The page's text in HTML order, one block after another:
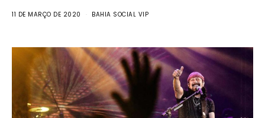
11 DE MARÇO DE 2020 BAHIA SOCIAL VIP